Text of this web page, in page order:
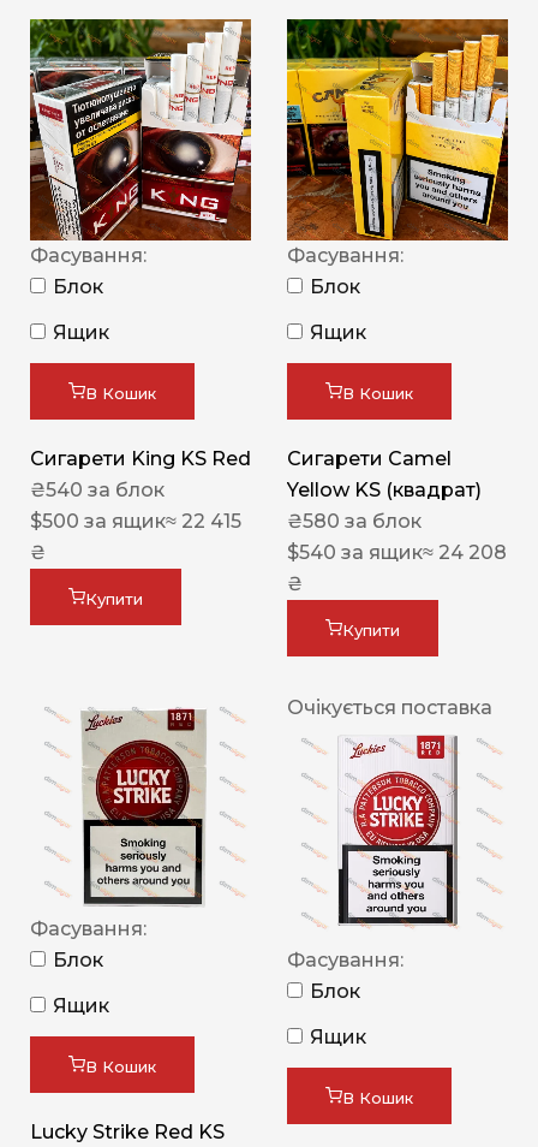
Фасування:
Блок
Ящик
В Кошик
Сигарети King KS Red
₴540 за блок
$500 за ящик≈ 22 415
₴
Купити
Фасування:
Блок
Ящик
В Кошик
Сигарети Camel
Yellow KS (квадрат)
₴580 за блок
$540 за ящик≈ 24 208
₴
Купити
Фасування:
Блок
Ящик
В Кошик
Lucky Strike Red KS
Очікується поставка
Фасування:
Блок
Ящик
В Кошик